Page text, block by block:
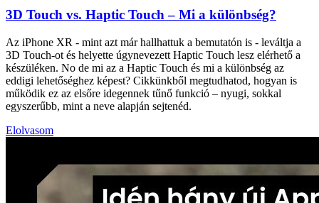
3D Touch vs. Haptic Touch – Mi a különbség?
Az iPhone XR - mint azt már hallhattuk a bemutatón is - leváltja a
3D Touch-ot és helyette úgynevezett Haptic Touch lesz elérhető a
készüléken. No de mi az a Haptic Touch és mi a különbség az
eddigi lehetőséghez képest? Cikkünkből megtudhatod, hogyan is
működik ez az elsőre idegennek tűnő funkció – nyugi, sokkal
egyszerűbb, mint a neve alapján sejtenéd.
Elolvasom